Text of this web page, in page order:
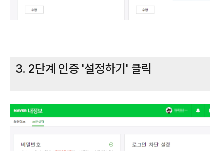
3. 2단계 인증 '설정하기' 클릭